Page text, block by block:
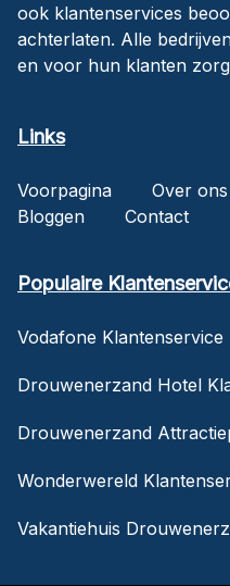
ook klantenservices
achterlaten. Alle
en voor hun klanten
Links
Voorpagina Over ons
Bloggen
Contact
Populaire
Vodafone Klantenservice
Drouwenerzand Hotel
Drouwenerzand
Wonderwereld
Vakantiehuis